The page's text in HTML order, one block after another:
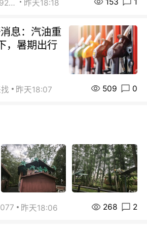
街友26592800 昨天18:18
息：汽油重
，暑期出行
昨天18:07 509 0
昨天18:06 268 2